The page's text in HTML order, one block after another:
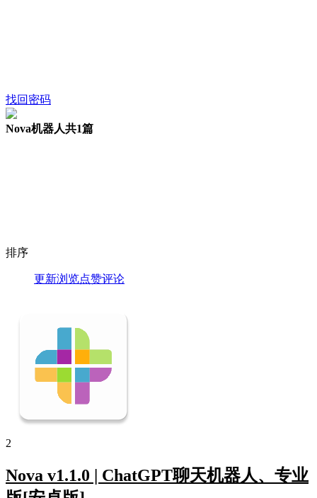
找回密码
Nova机器人共1篇
排序
更新浏览点赞评论
2
Nova v1.1.0 | ChatGPT聊天机器人、专业